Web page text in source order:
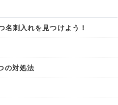
名刺入れを見つけよう！
の対処法